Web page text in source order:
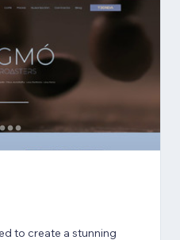
to create a stunning